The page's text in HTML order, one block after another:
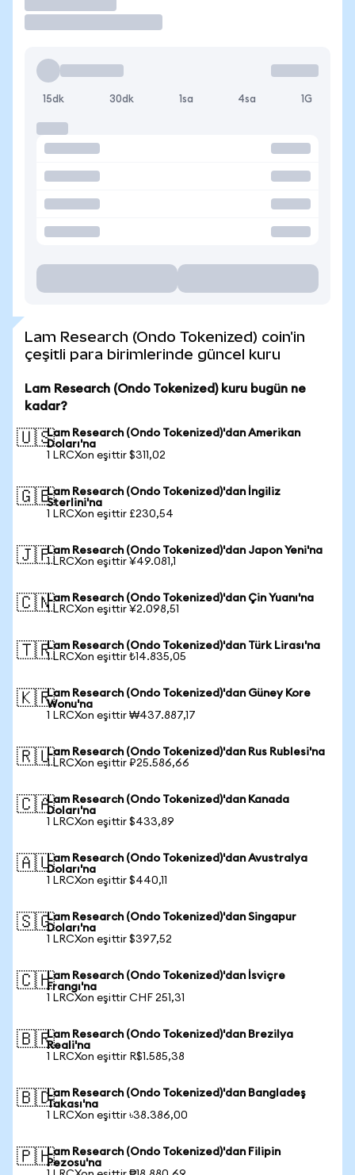
15dk 30dk 1sa 4sa 1G
Lam Research (Ondo Tokenized) coin'in
çeşitli para birimlerinde güncel kuru
Lam Research (Ondo Tokenized) kuru bugün ne
kadar?
🇺🇸Lam Research (Ondo Tokenized)'dan Amerikan
Doları'na
1 LRCXon eşittir $311,02
🇬🇧Lam Research (Ondo Tokenized)'dan İngiliz
Sterlini'na
1 LRCXon eşittir £230,54
🇯🇵Lam Research (Ondo Tokenized)'dan Japon Yeni'na
1 LRCXon eşittir ¥49.081,1
🇨🇳Lam Research (Ondo Tokenized)'dan Çin Yuanı'na
1 LRCXon eşittir ¥2.098,51
🇹🇷Lam Research (Ondo Tokenized)'dan Türk Lirası'na
1 LRCXon eşittir ₺14.835,05
🇰🇷Lam Research (Ondo Tokenized)'dan Güney Kore
Wonu'na
1 LRCXon eşittir ₩437.887,17
🇷🇺Lam Research (Ondo Tokenized)'dan Rus Rublesi'na
1 LRCXon eşittir ₽25.586,66
🇨🇦Lam Research (Ondo Tokenized)'dan Kanada
Doları'na
1 LRCXon eşittir $433,89
🇦🇺Lam Research (Ondo Tokenized)'dan Avustralya
Doları'na
1 LRCXon eşittir $440,11
🇸🇬Lam Research (Ondo Tokenized)'dan Singapur
Doları'na
1 LRCXon eşittir $397,52
🇨🇭Lam Research (Ondo Tokenized)'dan İsviçre
Frangı'na
1 LRCXon eşittir CHF 251,31
🇧🇷Lam Research (Ondo Tokenized)'dan Brezilya
Reali'na
1 LRCXon eşittir R$1.585,38
🇧🇩Lam Research (Ondo Tokenized)'dan Bangladeş
Takası'na
1 LRCXon eşittir ৳38.386,00
🇵🇭Lam Research (Ondo Tokenized)'dan Filipin
Pezosu'na